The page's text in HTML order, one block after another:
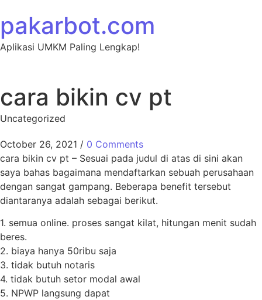
pakarbot.com
Aplikasi UMKM Paling Lengkap!
cara bikin cv pt
Uncategorized
October 26, 2021 / 0 Comments
cara bikin cv pt – Sesuai pada judul di atas di sini akan
saya bahas bagaimana mendaftarkan sebuah perusahaan
dengan sangat gampang. Beberapa benefit tersebut
diantaranya adalah sebagai berikut.
1. semua online. proses sangat kilat, hitungan menit sudah
beres.
2. biaya hanya 50ribu saja
3. tidak butuh notaris
4. tidak butuh setor modal awal
5. NPWP langsung dapat